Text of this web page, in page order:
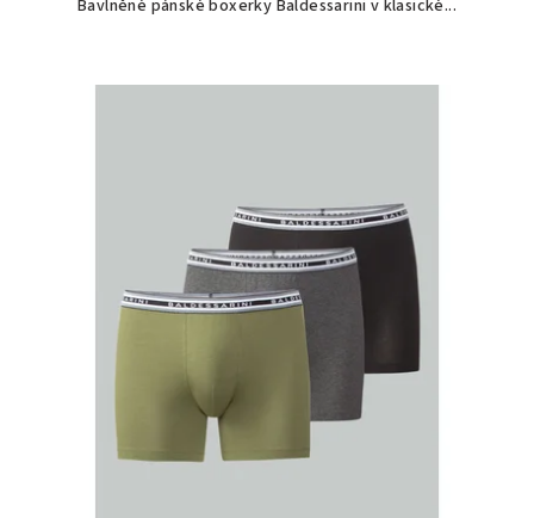
Bavlněné pánské boxerky Baldessarini v klasické...